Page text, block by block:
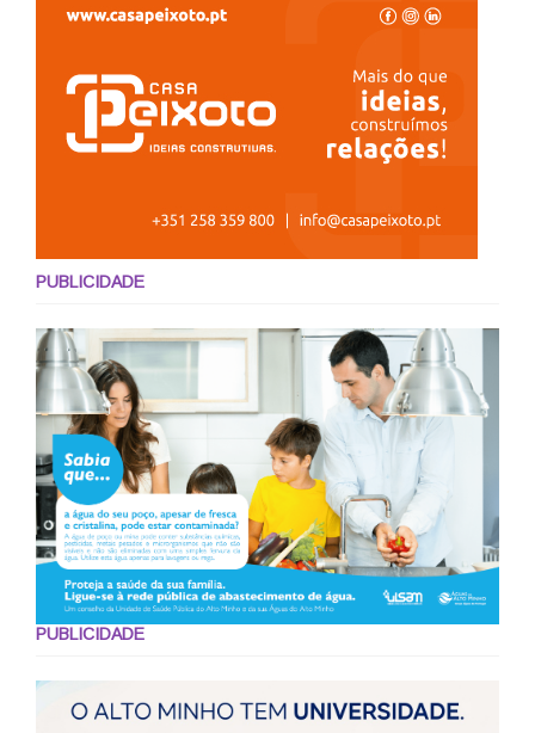
PUBLICIDADE
PUBLICIDADE